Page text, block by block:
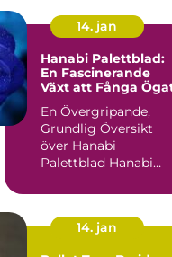
14. jan
Hanabi Palettblad:
En Fascinerande
Växt att Fånga
En Övergripande,
Grundlig Översikt
över Hanabi
Palettblad Hanabi
som Croton, ...
14. jan